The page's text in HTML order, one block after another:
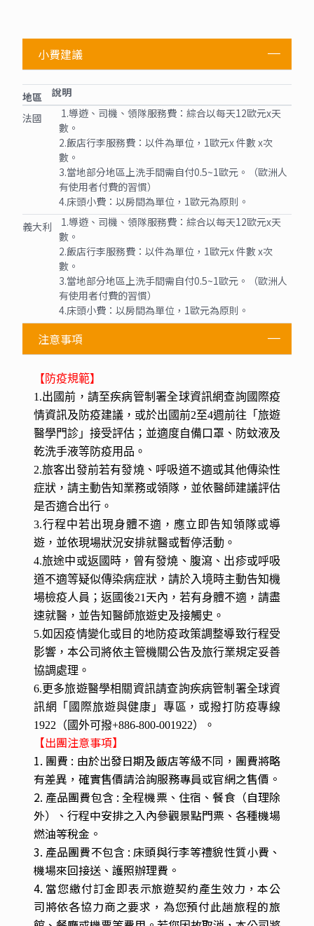
其它說明
小費建議
說明
1.導遊、司機、領隊服務費：綜合以每天12歐元x天
數。
2.飯店行李服務費：以件為單位，1歐元x 件數 x次
有使用者付費的習慣）
4.床頭小費：以房間為單位，1歐元為原則。
義大利 1.導遊、司機、領隊服務費：綜合以每天12歐元x天
數。
2.飯店行李服務費：以件為單位，1歐元x 件數 x次
數。
3.當地部分地區上洗手間需自付0.5~1歐元。（歐洲人
有使用者付費的習慣）
4.床頭小費：以房間為單位，1歐元為原則。
注意事項
【 防疫規範 】
1.出國前，請至疾病管制署全球資訊網查詢國際疫
情資訊及防疫建議，或於出國前2至4週前往「旅遊
醫學門診」接受評估；並適度自備口罩、防蚊液及
乾洗手液等防疫用品。
2.旅客出發前若有發燒、呼吸道不適或其他傳染性
症狀，請主動告知業務或領隊，並依醫師建議評估
是否適合出行。
3.行程中若出現身體不適，應立即告知領隊或導
遊，並依現場狀況安排就醫或暫停活動。
4.旅途中或返國時，曾有發燒、腹瀉、出疹或呼吸
道不適等疑似傳染病症狀，請於入境時主動告知機
場檢疫人員；返國後21天內，若有身體不適，請盡
速就醫，並告知醫師旅遊史及接觸史。
5.如因疫情變化或目的地防疫政策調整導致行程受
影響，本公司將依主管機關公告及旅行業規定妥善
協調處理。
6.更多旅遊醫學相關資訊請查詢疾病管制署全球資
訊網「國際旅遊與健康」專區，或撥打防疫專線
1922（國外可撥+886-800-001922）。